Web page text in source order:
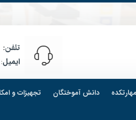
تلفن:
ایمیل:
مهارتکده دانش آموختگان تجهیزات و